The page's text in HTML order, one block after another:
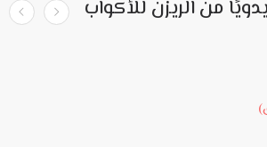
من الريزن للأكواب